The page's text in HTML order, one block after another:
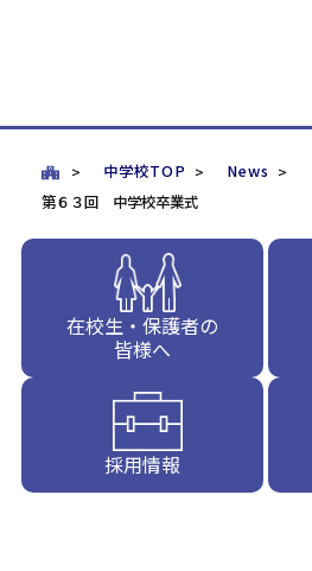
中学校TOP News
第６３回 中学校卒業式
在校生・保護者の
皆様へ
採用情報